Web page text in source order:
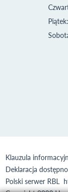
Piątek:
Klauzula
Deklaracja
Polski serwer RBL